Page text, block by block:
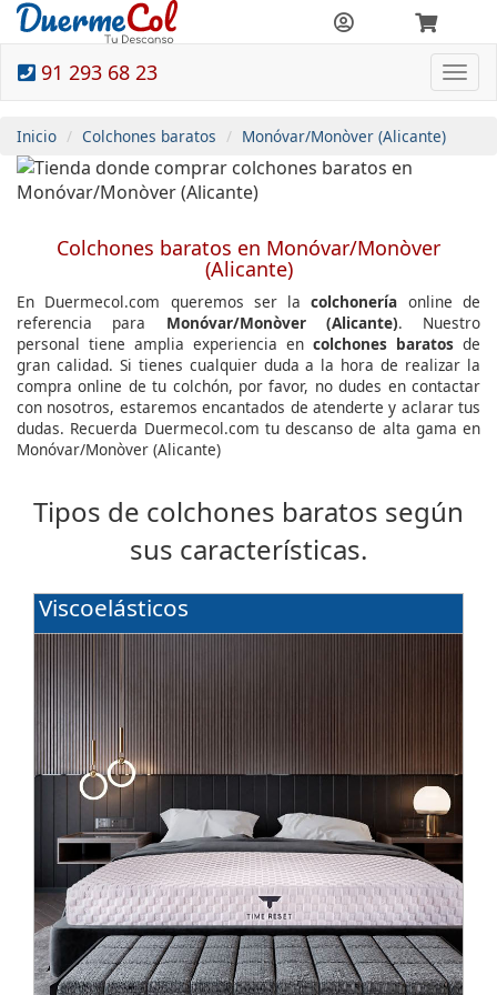
91 293 68 23
Inicio Colchones baratos Monóvar/Monòver (Alicante)
Colchones baratos en Monóvar/Monòver
(Alicante)
En Duermecol.com queremos ser lacolchonería online de
referencia para Monóvar/Monòver (Alicante). Nuestro
personal tiene amplia experiencia en colchones baratos de
gran calidad. Si tienes cualquier duda a la hora de realizar la
compra online de tu colchón, por favor, no dudes en contactar
con nosotros, estaremos encantados de atenderte y aclarar tus
dudas. Recuerda Duermecol.com tu descanso de alta gama en
Monóvar/Monòver (Alicante)
Tipos de colchones baratos según
sus características.
Viscoelásticos